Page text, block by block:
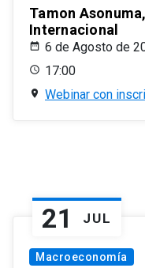
Tamon
Internacional
6 de Agosto de
17:00
Webinar con
21 JUL
Macroeconomía